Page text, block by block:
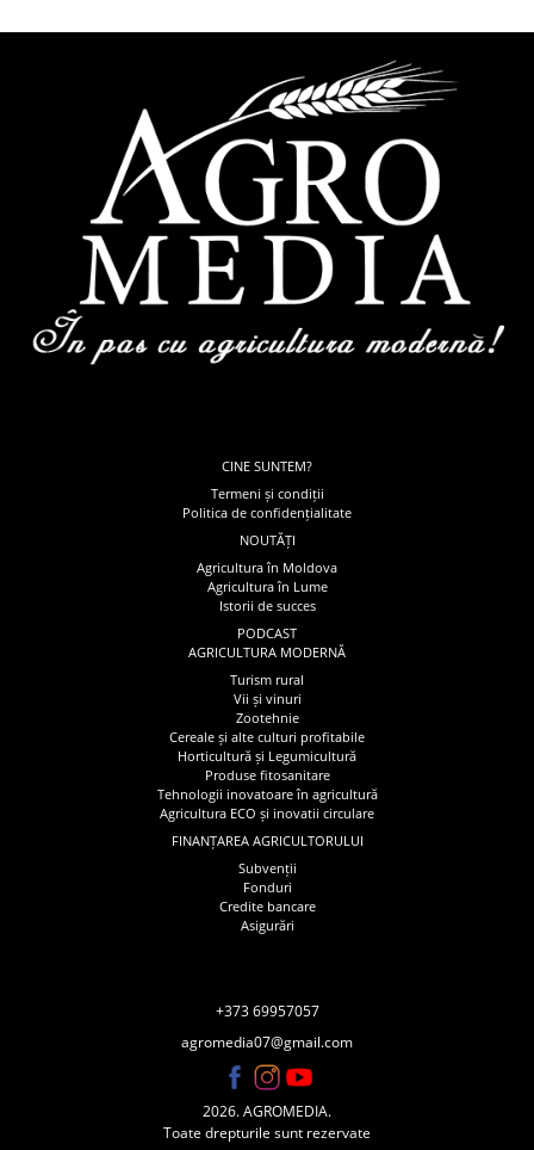
CINE SUNTEM?
Termeni și condiții
Politica de confidențialitate
NOUTĂȚI
Agricultura în Moldova
Agricultura în Lume
Istorii de succes
PODCAST
AGRICULTURA MODERNĂ
Turism rural
Vii și vinuri
Zootehnie
Cereale și alte culturi profitabile
Horticultură și Legumicultură
Produse fitosanitare
Tehnologii inovatoare în agricultură
Agricultura ECO și inovatii circulare
FINANȚAREA AGRICULTORULUI
Subvenții
Fonduri
Credite bancare
Asigurări
+373 69957057
agromedia07@gmail.com
2026. AGROMEDIA.
Toate drepturile sunt rezervate